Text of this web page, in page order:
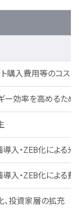
購入費用等のコスト
ギー効率を高めるた
入・ZEB化による
入・ZEB化による費
投資家層の拡充